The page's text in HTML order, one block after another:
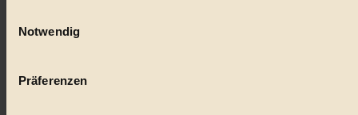
Wenn Sie es erlauben, würden wir auch gerne:
Ihr Gerät durch aktives Scannen nach bestimmten
Notwendig
Präferenzen
Vegan